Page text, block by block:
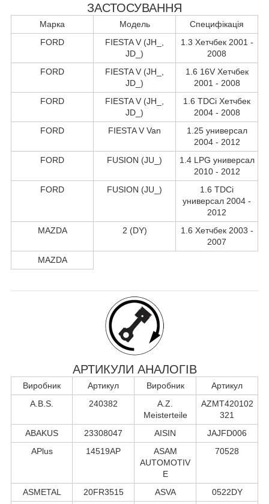
ЗАСТОСУВАННЯ
Марка Модель
Специфікація
FORD
FIESTA V (JH_,
JD_)
1.3 Хетчбек 2001 -
2008
FORD
FIESTA V (JH_,
JD_)
1.6 16V Хетчбек
2001 - 2008
FORD
FIESTA V (JH_,
JD_)
1.6 TDCi Хетчбек
2004 - 2008
FORD
FIESTA V Van
1.25 универсал
2004 - 2012
FORD
FUSION (JU_)
1.4 LPG универсал
2010 - 2012
FORD
FUSION (JU_)
1.6 TDCi
универсал 2004 -
2012
MAZDA
2 (DY)
1.6 Хетчбек 2003 -
2007
MAZDA
АРТИКУЛИ АНАЛОГІВ
Виробник Артикул Виробник
Артикул
A.B.S.
240382
A.Z.
Meisterteile
AZMT420102
321
ABAKUS
23308047 AISIN
JAJFD006
APlus
14519AP
ASAM
AUTOMOTIV
E
70528
ASMETAL 20FR3515 ASVA 0522DY